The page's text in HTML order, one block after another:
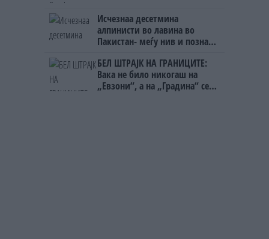
Исчезнаа десетмина
алпинисти во лавина во
Пакистан- меѓу нив и познат
БЕЛ ШТРАЈК НА ГРАНИЦИТЕ:
Вака не било никогаш на
„Евзони“, а на „Градина“ се